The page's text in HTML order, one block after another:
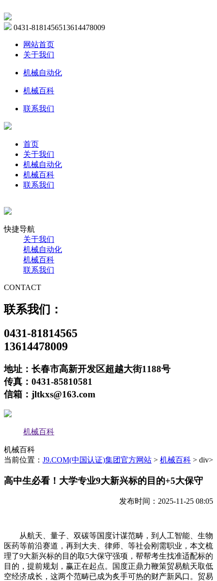
0431-8181456513614478009
网站首页
关于我们
机械自动化
机械百科
联系我们
首页
关于我们
机械自动化
机械百科
联系我们
快捷导航
关于我们
机械自动化
机械百科
联系我们
CONTACT
联系我们：
0431-81814565
13614478009
地址：长春市高新开发区超越大街1188号
传真：0431-85810581
信箱：jltkxs@163.com
机械百科
机械百科
当前位置： J9.COM(中国认证)集团官方网站 > 机械百科 > div>
高中生必看！大学专业9大新兴标的目的+5大保守
发布时间：2025-11-25 08:05
从航天、量子、双碳等国度计谋范畴，到人工智能、生物
医药等前沿赛道，再到大夫、律师、等社会刚需职业，本文梳
理了9大新兴标的目的取5大保守强项，帮帮考生找准适配标的
目的，提前规划，赢正在起点。国度正鼎力鞭策贸易航天取低
空经济成长，这两个范畴已成为炙手可热的财产新风口。贸易